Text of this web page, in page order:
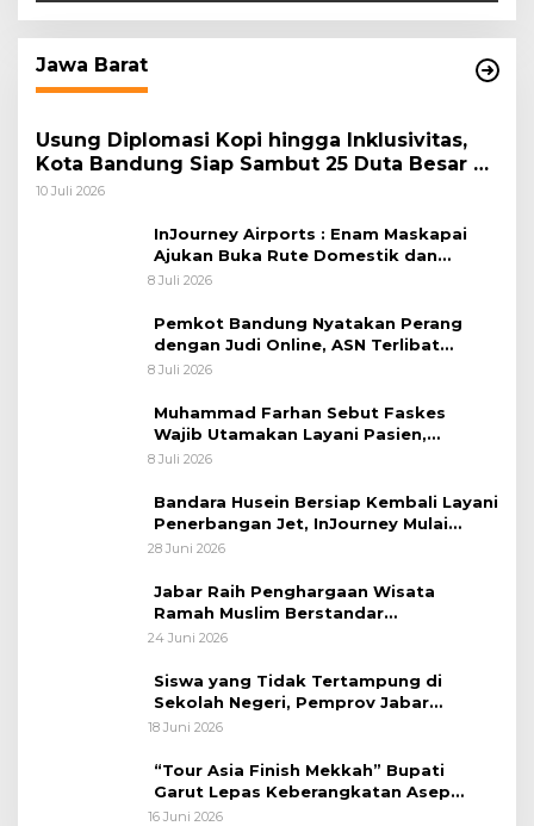
Jawa Barat
Usung Diplomasi Kopi hingga Inklusivitas,
Kota Bandung Siap Sambut 25 Duta Besar di
Festival Asia Afrika 2026
10 Juli 2026
InJourney Airports : Enam Maskapai
Ajukan Buka Rute Domestik dan
Internasional dari Bandara Husein
8 Juli 2026
Pemkot Bandung Nyatakan Perang
dengan Judi Online, ASN Terlibat
Terancam Dipecat Tidak Hormat
8 Juli 2026
Muhammad Farhan Sebut Faskes
Wajib Utamakan Layani Pasien,
Penolakan akan Berujung Sanksi Tegas
8 Juli 2026
Bandara Husein Bersiap Kembali Layani
Penerbangan Jet, InJourney Mulai
Tahap Optimalisasi
28 Juni 2026
Jabar Raih Penghargaan Wisata
Ramah Muslim Berstandar
Internasional
24 Juni 2026
Siswa yang Tidak Tertampung di
Sekolah Negeri, Pemprov Jabar
Siapkan Bantuan Dana Pendidikan
18 Juni 2026
“Tour Asia Finish Mekkah” Bupati
Garut Lepas Keberangkatan Asep
Akung
16 Juni 2026